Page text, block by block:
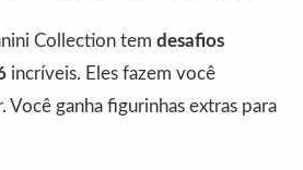
Collection tem desafios
incríveis. Eles fazem você
Você ganha figurinhas extras para